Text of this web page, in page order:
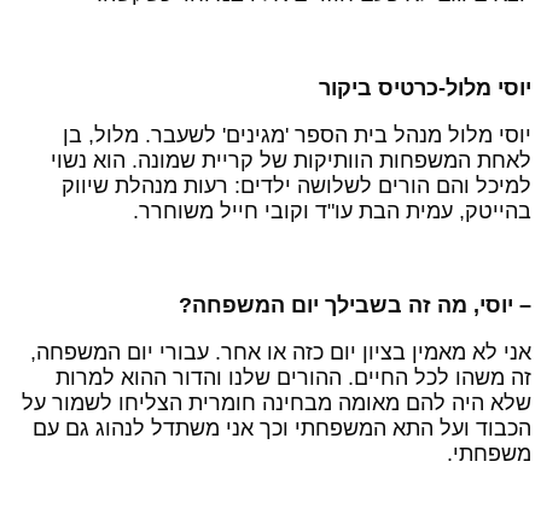
מלול-כרטיס ביקור
מלול מנהל בית הספר 'מגינים' לשעבר. מלול, בן
המשפחות הוותיקות של קריית שמונה. הוא נשוי
והם הורים לשלושה ילדים: רעות מנהלת שיווק
עמית הבת עו"ד וקובי חייל משוחרר.
יוסי, מה זה בשבילך יום המשפחה?
לא מאמין בציון יום כזה או אחר. עבורי יום המשפחה,
משהו לכל החיים. ההורים שלנו והדור ההוא למרות
היה להם מאומה מבחינה חומרית הצליחו לשמור על
ועל התא המשפחתי וכך אני משתדל לנהוג גם עם